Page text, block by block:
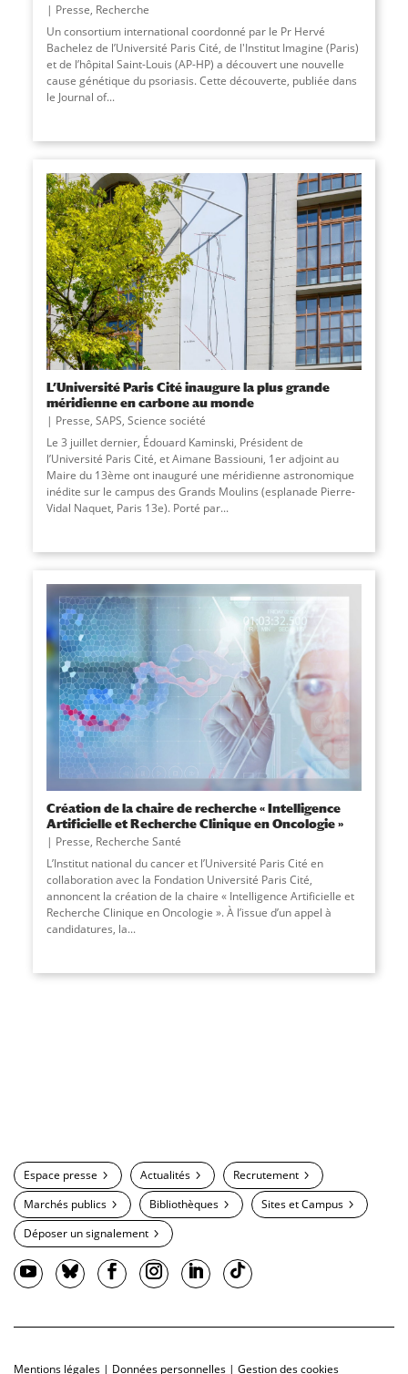
Presse, Recherche
Un consortium international coordonné par le Pr Hervé
Bachelez de l’Université Paris Cité, de l'Institut Imagine (Paris)
et de l’hôpital Saint-Louis (AP-HP) a découvert une nouvelle
cause génétique du psoriasis. Cette découverte, publiée dans
le Journal of...
L’Université Paris Cité inaugure la plus grande
méridienne en carbone au monde
Presse, SAPS, Science société
Le 3 juillet dernier, Édouard Kaminski, Président de
l’Université Paris Cité, et Aimane Bassiouni, 1er adjoint au
Maire du 13ème ont inauguré une méridienne astronomique
inédite sur le campus des Grands Moulins (esplanade Pierre-
Vidal Naquet, Paris 13e). Porté par...
Création de la chaire de recherche « Intelligence
Artificielle et Recherche Clinique en Oncologie »
Presse, Recherche Santé
L’Institut national du cancer et l’Université Paris Cité en
collaboration avec la Fondation Université Paris Cité,
annoncent la création de la chaire « Intelligence Artificielle et
Recherche Clinique en Oncologie ». À l’issue d’un appel à
candidatures, la...
Espace presse Actualités
Recrutement
Marchés publics
Bibliothèques
Sites et Campus
Déposer un signalement
Mentions légales | Données personnelles | Gestion des cookies